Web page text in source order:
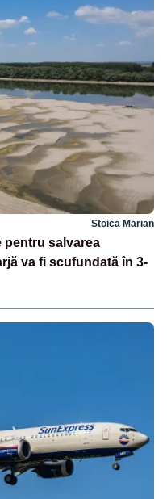
Stoica Marian
pentru salvarea
va fi scufundată în 3-